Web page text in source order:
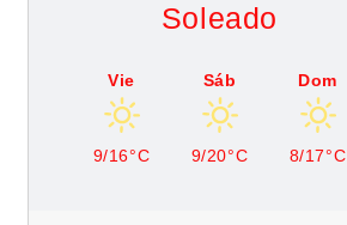
Soleado
Vie
9/16°C
Sáb
9/20°C
Dom
8/17°C